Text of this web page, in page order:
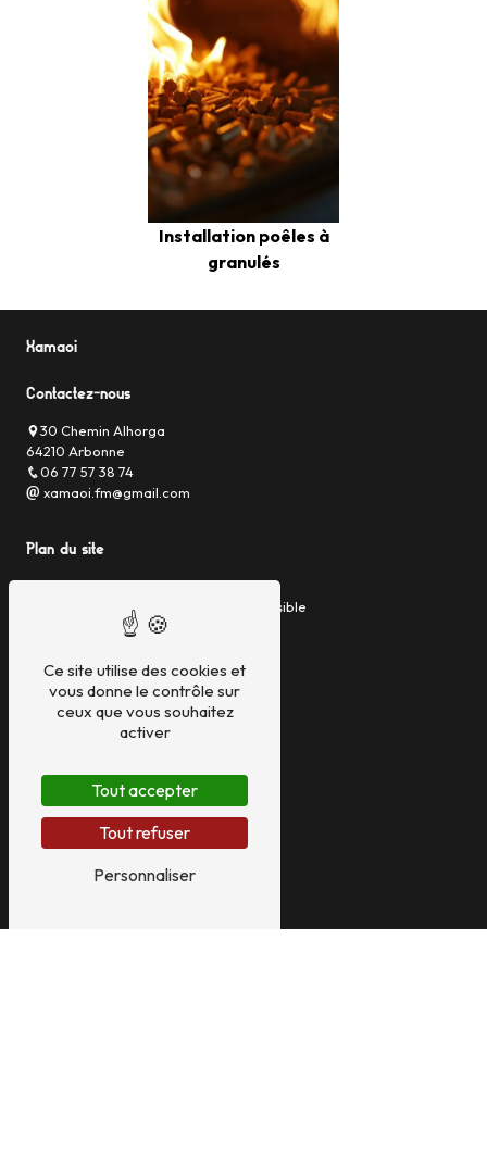
Installation poêles à
granulés
Xamaoi
Contactez-nous
30 Chemin Alhorga
64210 Arbonne
06 77 57 38 74
xamaoi.fm@gmail.com
Plan du site
Accueil
Pompe à chaleur & climatisation réversible
Chaudière Gaz, Fioul ou Hybride
Chauffage piscine
Photos
Contact
Mentions légales
Nos prestations
Dépannage pompes à chaleur
Dépannage chaudière
Dépannage poêles à granulés
Ce site utilise des cookies et
vous donne le contrôle sur
ceux que vous souhaitez
activer
Tout accepter
Tout refuser
Personnaliser